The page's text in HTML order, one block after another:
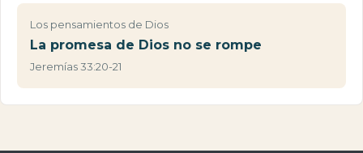
Los pensamientos de Dios
La promesa de Dios no se rompe
Jeremías 33:20-21